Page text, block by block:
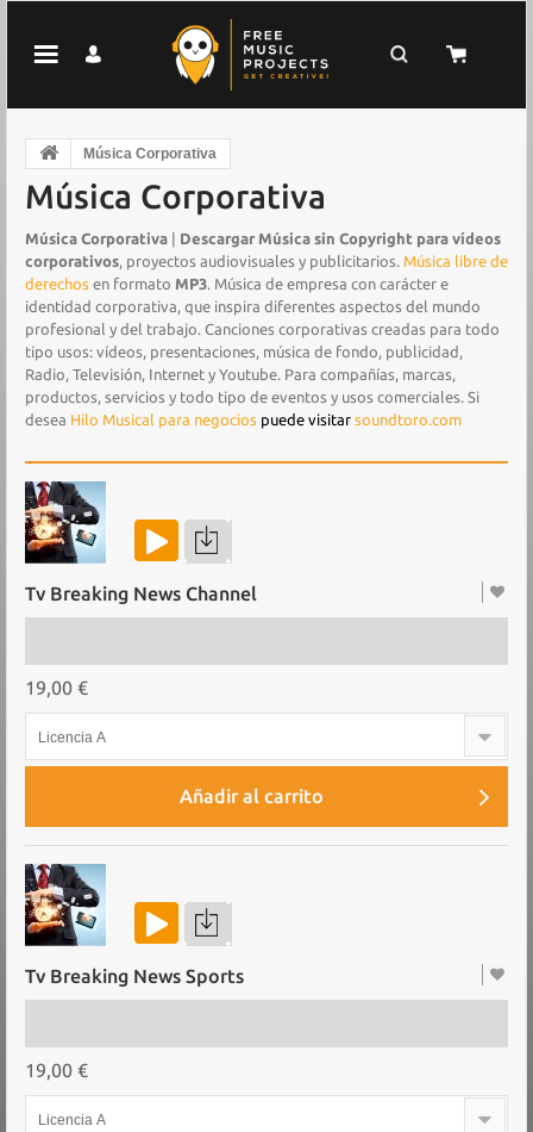
Música Corporativa
Música Corporativa
Música Corporativa
Descargar Música sin Copyright para vídeos
corporativos, proyectos audiovisuales y publicitarios. Música libre de
derechos en formato MP3. Música de empresa con carácter e
identidad corporativa, que inspira diferentes aspectos del mundo
profesional y del trabajo. Canciones corporativas creadas para todo
tipo usos: vídeos, presentaciones, música de fondo, publicidad,
Radio, Televisión, Internet y Youtube. Para compañías, marcas,
productos, servicios y todo tipo de eventos y usos comerciales. Si
desea Hilo Musical para negocios puede visitar soundtoro.com
Tv Breaking News Channel
19,00 €
Licencia A
Añadir al carrito
Tv Breaking News Sports
19,00 €
Licencia A